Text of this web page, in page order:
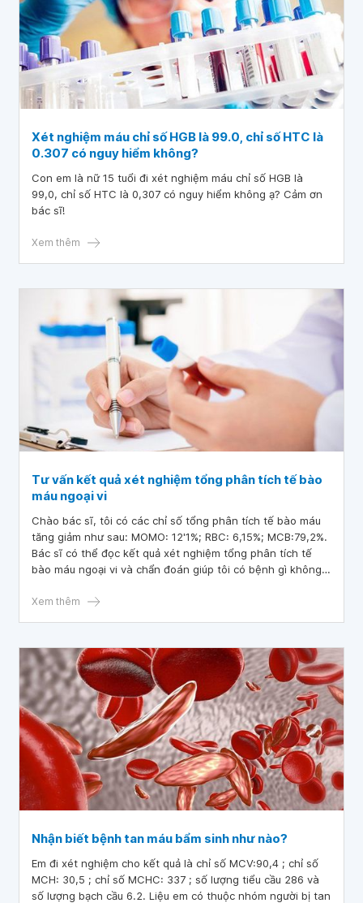
Xét nghiệm máu chỉ số HGB là 99.0, chỉ số HTC là
0.307 có nguy hiểm không?
Con em là nữ 15 tuổi đi xét nghiệm máu chỉ số HGB là
99,0, chỉ số HTC là 0,307 có nguy hiểm không ạ? Cảm ơn
bác sĩ!
Xem thêm
Tư vấn kết quả xét nghiệm tổng phân tích tế bào
máu ngoại vi
Chào bác sĩ, tôi có các chỉ số tổng phân tích tế bào máu
tăng giảm như sau: MOMO: 12'1%; RBC: 6,15%; MCB:79,2%.
Bác sĩ có thể đọc kết quả xét nghiệm tổng phân tích tế
bào máu ngoại vi và chẩn đoán giúp tôi có bệnh gì không
Xem thêm
Nhận biết bệnh tan máu bẩm sinh như nào?
Em đi xét nghiệm cho kết quả là chỉ số MCV:90,4 ; chỉ số
MCH: 30,5 ; chỉ số MCHC: 337 ; số lượng tiểu cầu 286 và
số lượng bạch cầu 6.2. Liệu em có thuộc nhóm người bị tan